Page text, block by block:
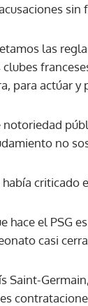
sin
las
clubes
para actúar y
notoriedad
no
había criticado
hace el PSG
casi
Saint-